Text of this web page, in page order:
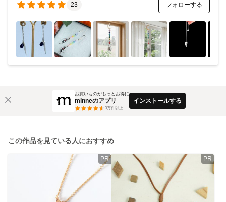
23 フォローする
お買いものがもっとお得に
minneのアプリ
3万件以上
インストールする
この作品を見ている人におすすめ
PR PR